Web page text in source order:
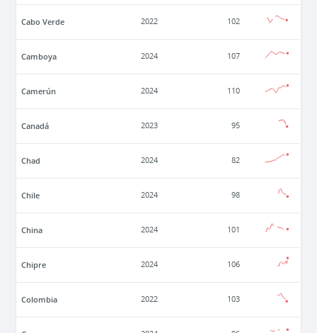
Cabo Verde 2022 102
Camboya 2024 107
Camerún 2024 110
Canadá 2023 95
Chad 2024 82
Chile 2024 98
China 2024 101
Chipre 2024 106
Colombia 2022 103